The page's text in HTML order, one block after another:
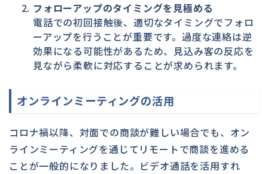
フォローアップのタイミングを見極める
電話での初回接触後、適切なタイミングでフォロ
ーアップを行うことが重要です。過度な連絡は逆
効果になる可能性があるため、見込み客の反応を
見ながら柔軟に対応することが求められます。
オンラインミーティングの活用
コロナ禍以降、対面での商談が難しい場合でも、オン
ラインミーティングを通じてリモートで商談を進める
ことが一般的になりました。ビデオ通話を活用すれ